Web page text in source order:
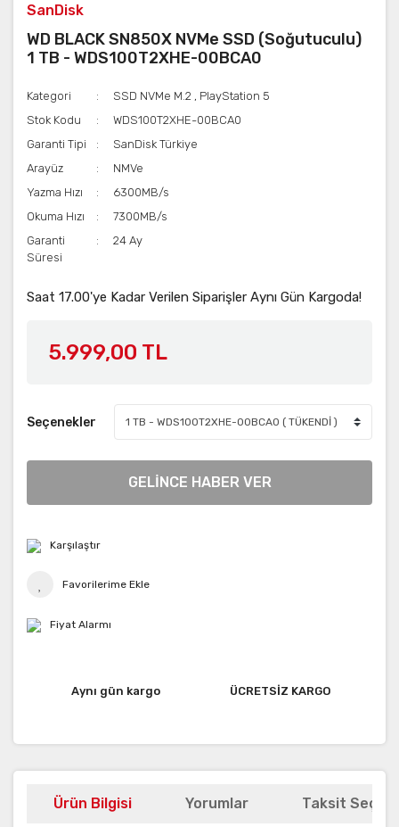
SanDisk
WD BLACK SN850X NVMe SSD (Soğutuculu)
1 TB - WDS100T2XHE-00BCA0
Kategori SSD NVMe M.2 , PlayStation 5
Stok Kodu
WDS100T2XHE-00BCA0
Garanti Tipi
SanDisk Türkiye
Arayüz
NMVe
Yazma Hızı
6300MB/s
Okuma Hızı
7300MB/s
Garanti
Süresi
24 Ay
Saat 17.00'ye Kadar Verilen Siparişler Aynı Gün Kargoda!
5.999,00 TL
Seçenekler
GELİNCE HABER VER
Karşılaştır
Fiyat Alarmı
Aynı gün kargo ÜCRETSİZ KARGO
Ürün Bilgisi Yorumlar Taksit